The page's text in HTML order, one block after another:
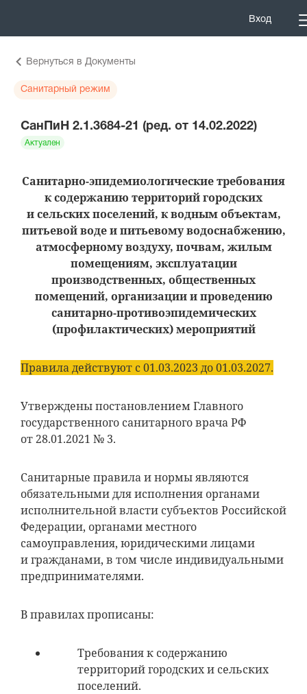
Вход
Вернуться в Документы
Санитарный режим
СанПиН 2.1.3684-21 (ред. от 14.02.2022)
Актуален
Санитарно-эпидемиологические требования
к содержанию территорий городских
и сельских поселений, к водным объектам,
питьевой воде и питьевому водоснабжению,
атмосферному воздуху, почвам, жилым
помещениям, эксплуатации
производственных, общественных
помещений, организации и проведению
санитарно-противоэпидемических
(профилактических) мероприятий
Правила действуют с 01.03.2023 до 01.03.2027.
Утверждены постановлением Главного
государственного санитарного врача РФ
от 28.01.2021 № 3.
Санитарные правила и нормы являются
обязательными для исполнения органами
исполнительной власти субъектов Российской
Федерации, органами местного
самоуправления, юридическими лицами
и гражданами, в том числе индивидуальными
предпринимателями.
В правилах прописаны:
Требования к содержанию
территорий городских и сельских
поселений.